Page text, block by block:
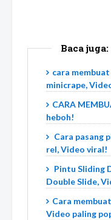
Baca juga:
cara
minicrape,
CARA
heboh!
Cara pasang
rel, Video viral!
Pintu Sliding
Double Slide,
Cara
Video paling